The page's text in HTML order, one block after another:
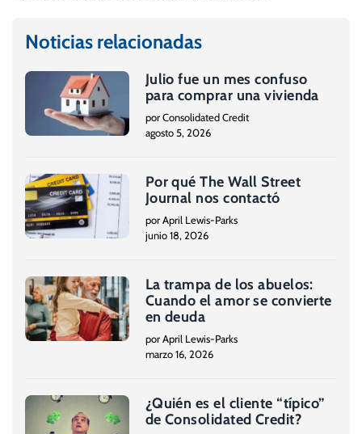
Noticias relacionadas
Julio fue un mes confuso
para comprar una vivienda
por Consolidated Credit
agosto 5, 2026
Por qué The Wall Street
Journal nos contactó
por April Lewis-Parks
junio 18, 2026
La trampa de los abuelos:
Cuando el amor se convierte
en deuda
por April Lewis-Parks
marzo 16, 2026
¿Quién es el cliente “típico”
de Consolidated Credit?